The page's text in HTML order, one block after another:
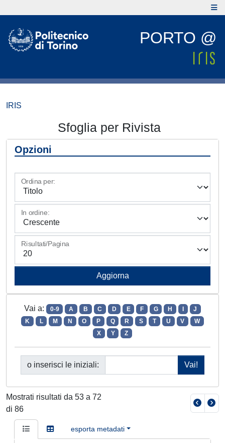
PORTO @
IRIS
Sfoglia per Rivista
Opzioni
Ordina per:
In ordine:
Risultati/Pagina
Vai a: 0-9 A B C D E F G H
J
K
L M N O P Q R S T U V
W
X
Y Z
o inserisci le iniziali:
Mostrati risultati da 53 a 72
di 86
esporta metadati